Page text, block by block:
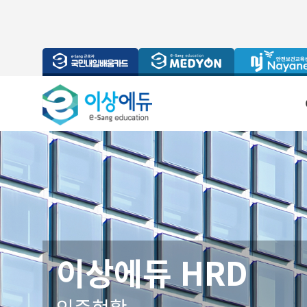
이상에듀 HRD